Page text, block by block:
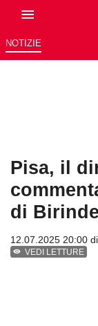
NOTIZIE
Pisa, il
di
12.07.2025 20:00 di
VEDI LETTURE